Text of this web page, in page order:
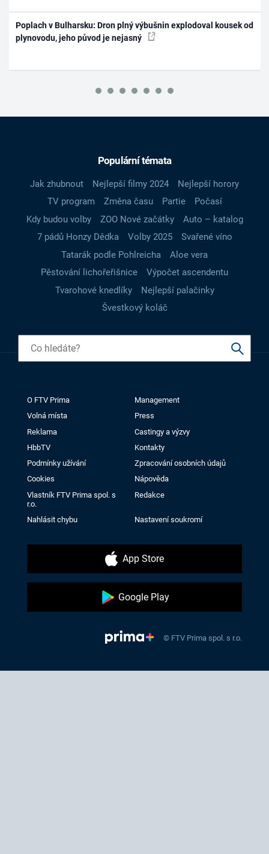
Poplach v Bulharsku: Dron plný výbušnin explodoval kousek od
plynovodu, jeho původ je nejasný
Populární témata
Jak zhubnout Nejlepší filmy 2024
Nejlepší horory
TV program
Změna času Partie
Počasí
Kdy budou volby
ZOO Nové začátky
Auto – katalog
7 pádů Honzy Dědka
Volby 2025
Svařené víno
Tatarák podle Pohlreicha
Aloe vera
Pěstování lichořeřišnice
Výpočet ascendentu
Tvarohové knedlíky
Nejlepší palačinky
Švestkový koláč
O FTV Prima
Management
Volná místa
Press
Reklama
Castingy a výzvy
HbbTV
Kontakty
Podmínky užívání
Zpracování osobních údajů
Cookies
Nápověda
Vlastník FTV Prima spol. s
r.o.
Redakce
Nahlásit chybu Nastavení soukromí
App Store
Google Play
© FTV Prima spol. s r.o.